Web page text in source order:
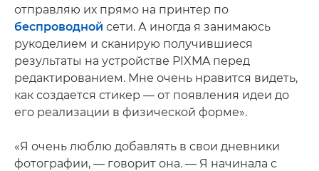
отправляю их прямо на принтер по
беспроводной сети. А иногда я занимаюсь
рукоделием и сканирую получившиеся
результаты на устройстве PIXMA перед
редактированием. Мне очень нравится видеть,
как создается стикер — от появления идеи до
его реализации в физической форме».
«Я очень люблю добавлять в свои дневники
фотографии, — говорит она. — Я начинала с